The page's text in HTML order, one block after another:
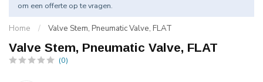
om een offerte op te vragen.
Home / Valve Stem, Pneumatic Valve, FLAT
Valve Stem, Pneumatic Valve, FLAT
(0)